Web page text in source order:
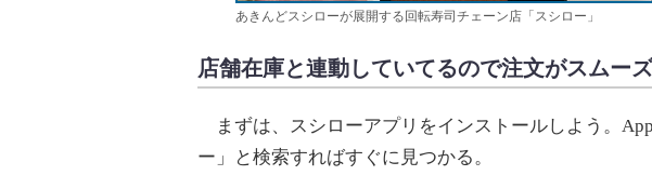
あきんどスシローが展開する回転寿司チェーン店「スシロー」
店舗在庫と連動していてるので注文がスムーズ
まずは、スシローアプリをインストールしよう。App
ー」と検索すればすぐに見つかる。